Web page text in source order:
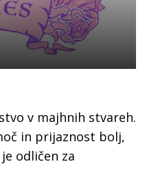
v majhnih stvareh.
in prijaznost bolj,
odličen za